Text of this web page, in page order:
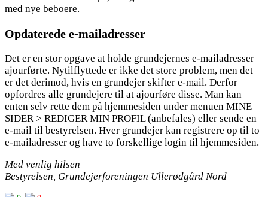
med nye beboere.
Opdaterede e-mailadresser
Det er en stor opgave at holde grundejernes e-mailadresser
ajourførte. Nytilflyttede er ikke det store problem, men det
er det derimod, hvis en grundejer skifter e-mail. Derfor
opfordres alle grundejere til at ajourføre disse. Man kan
enten selv rette dem på hjemmesiden under menuen MINE
SIDER > REDIGER MIN PROFIL (anbefales) eller sende en
e-mail til bestyrelsen. Hver grundejer kan registrere op til to
e-mailadresser og have to forskellige login til hjemmesiden.
Med venlig hilsen
Bestyrelsen, Grundejerforeningen Ullerødgård Nord